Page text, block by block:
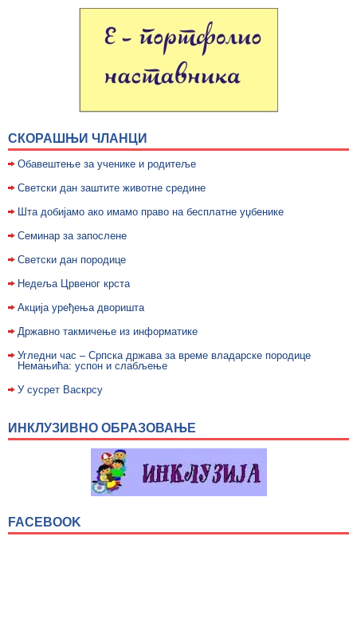
СКОРАШЊИ ЧЛАНЦИ
Обавештење за ученике и родитеље
Светски дан заштите животне средине
Шта добијамо ако имамо право на бесплатне уџбенике
Семинар за запослене
Светски дан породице
Недељa Црвеног крста
Акција уређења дворишта
Државно такмичење из информатике
Угледни час – Српска држава за време владарске породице
Немањића: успон и слабљење
У сусрет Васкрсу
ИНКЛУЗИВНО ОБРАЗОВАЊЕ
FACEBOOK